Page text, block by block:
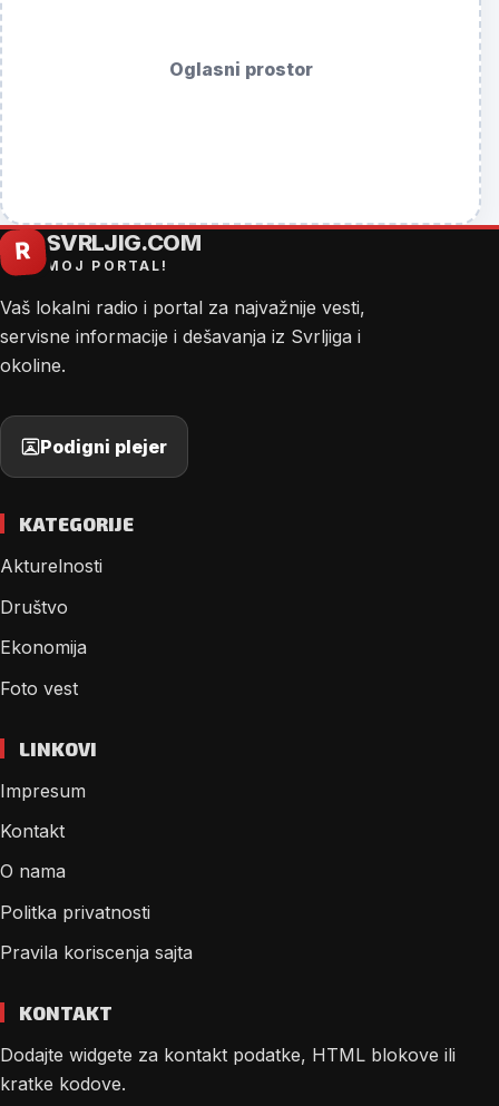
Oglasni prostor
R SVRLJIG.COM
MOJ PORTAL!
Vaš lokalni radio i portal za najvažnije vesti,
servisne informacije i dešavanja iz Svrljiga i
okoline.
Podigni plejer
KATEGORIJE
Akturelnosti
Društvo
Ekonomija
Foto vest
LINKOVI
Impresum
Kontakt
O nama
Politka privatnosti
Pravila koriscenja sajta
KONTAKT
Dodajte widgete za kontakt podatke, HTML blokove ili
kratke kodove.